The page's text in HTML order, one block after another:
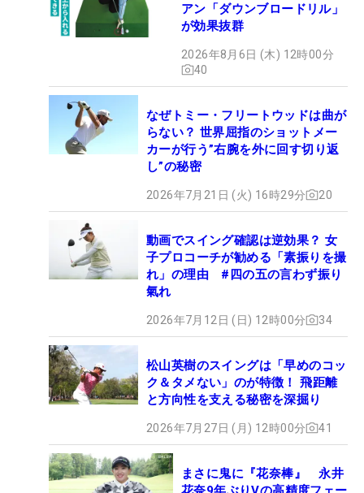
アン「ダウンブロードリル」
が効果抜群
2026年8月6日 (木) 12時00分
40
なぜトミー・フリートウッドは曲が
らない？ 世界屈指のショットメー
カーが行う”右腕を外に回す切り返
し”の秘密
2026年7月21日 (火) 16時29分 20
動画でスイング確認は逆効果？ 女
子プロコーチが勧める「素振りを撮
れ」の理由 #四の五の言わず振り
氣れ
2026年7月12日 (日) 12時00分 34
松山英樹のスイングは「早めのコッ
ク＆タメない」のが特徴！ 飛距離
と方向性を支える秘密を深掘り
2026年7月27日 (月) 12時00分 41
まさに鬼に『花奈棒』 永井